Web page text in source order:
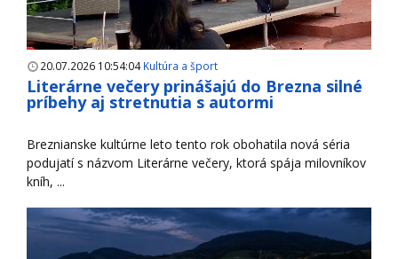
20.07.2026 10:54:04Kultúra a šport
Literárne večery prinášajú do Brezna silné
príbehy aj stretnutia s autormi
Breznianske kultúrne leto tento rok obohatila nová séria
podujatí s názvom Literárne večery, ktorá spája milovníkov
kníh, ...